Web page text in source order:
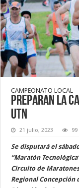
CAMPEONATO LOCAL
Preparan la
UTN
21 julio, 2023 99
Se disputará el
“Maratón
Circuito de
Regional Concepción